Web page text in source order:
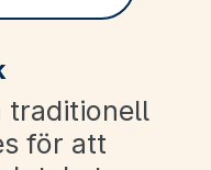
traditionell
för att